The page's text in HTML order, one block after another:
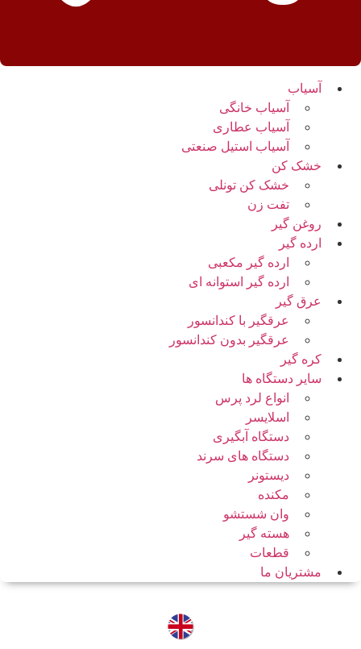
آسیاب
آسیاب خانگی
آسیاب عطاری
آسیاب استیل صنعتی
خشک کن
خشک کن تونلی
تفت زن
روغن گیر
ارده گیر
ارده گیر مکعبی
ارده گیر استوانه ای
عرق گیر
عرقگیر با کندانسور
عرقگیر بدون کندانسور
کره گیر
سایر دستگاه ها
انواع لرد پرس
اسلایسر
دستگاه آبگیری
دستگاه های سرند
دیستونر
مکنده
وان شستشو
هسته گیر
قطعات
مشتریان ما